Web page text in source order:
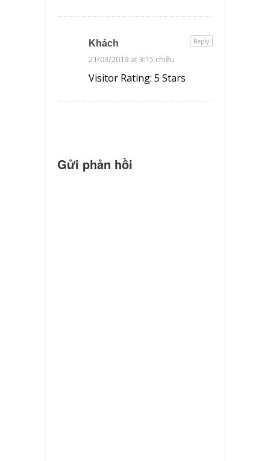
Khách
21/03/2019 at 3:15 chiều
Visitor Rating: 5 Stars
Reply
Gửi phản hồi